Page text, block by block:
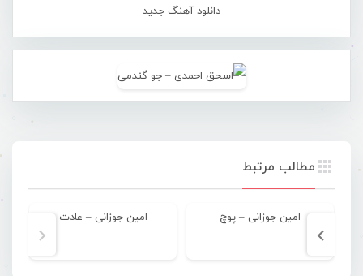
دانلود آهنگ جدید
مطالب مرتبط
امین جوزانی – پوچ امین جوزانی – عادت